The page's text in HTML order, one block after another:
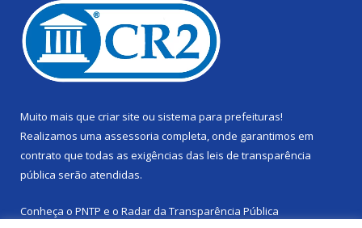
Muito mais que criar site ou sistema para prefeituras!
Realizamos uma assessoria completa, onde garantimos em
contrato que todas as exigências das leis de transparência
pública serão atendidas.
Conheça o PNTP e o Radar da Transparência Pública